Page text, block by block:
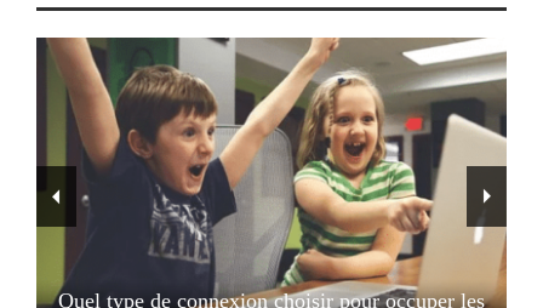
Quel type de connexion choisir pour occuper les